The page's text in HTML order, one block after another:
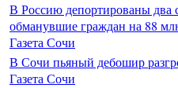
В Россию депортированы два
обманувшие граждан на 88
Газета Сочи
В Сочи пьяный дебошир
Газета Сочи